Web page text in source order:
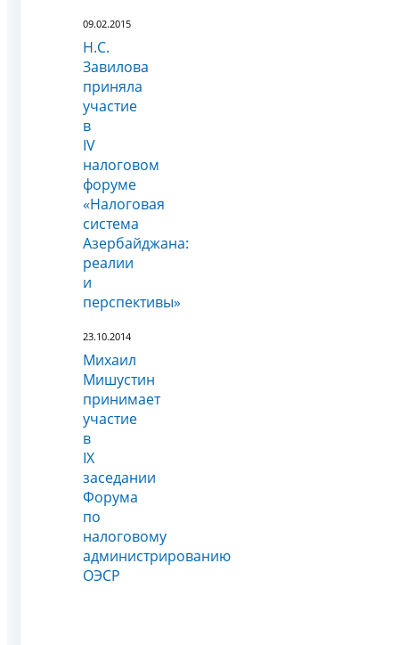
09.02.2015
Н.С.
Завилова
приняла
участие
в
IV
налоговом
форуме
«Налоговая
система
Азербайджана:
реалии
и
перспективы»
23.10.2014
Михаил
Мишустин
принимает
участие
в
IX
заседании
Форума
по
налоговому
администрированию
ОЭСР